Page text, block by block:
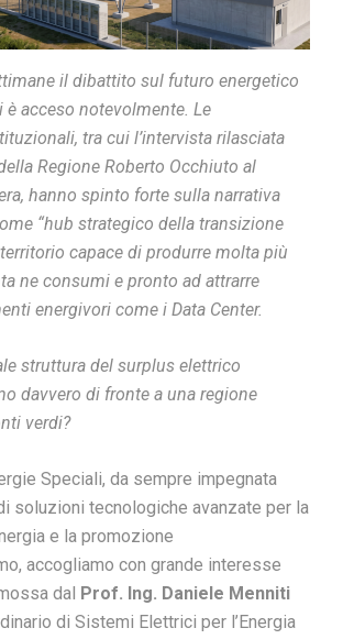
il dibattito sul futuro energetico
è acceso notevolmente. Le
tra cui l’intervista rilasciata
Regione Roberto Occhiuto al
hanno spinto forte sulla narrativa
“hub strategico della transizione
capace di produrre molta più
ne consumi e pronto ad attrarre
energivori come i Data Center.
struttura del surplus elettrico
davvero di fronte a una regione
verdi?
Speciali, da sempre impegnata
soluzioni tecnologiche avanzate per la
e la promozione
accogliamo con grande interesse
dal Prof. Ing. Daniele Menniti
di Sistemi Elettrici per l’Energia